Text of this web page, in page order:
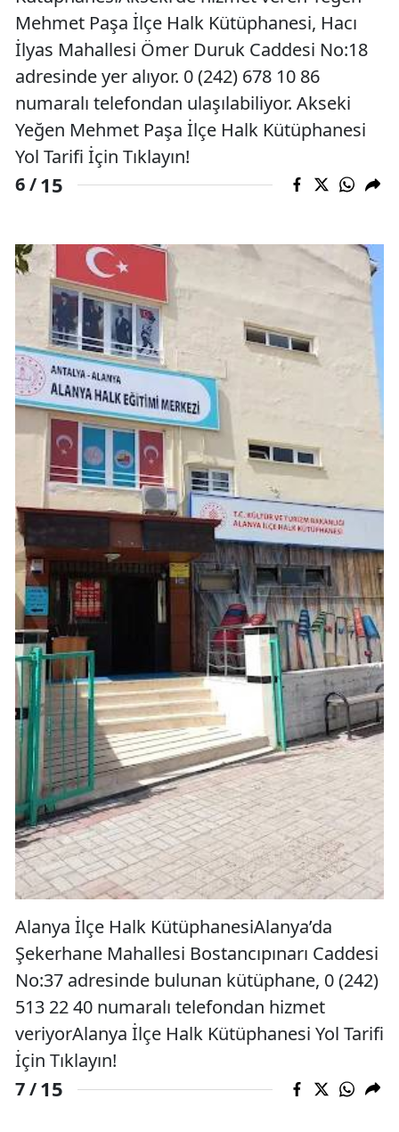
Mehmet Paşa İlçe Halk Kütüphanesi, Hacı
İlyas Mahallesi Ömer Duruk Caddesi No:18
adresinde yer alıyor. 0 (242) 678 10 86
numaralı telefondan ulaşılabiliyor. Akseki
Yeğen Mehmet Paşa İlçe Halk Kütüphanesi
Yol Tarifi İçin Tıklayın!
6 /15
Alanya İlçe Halk KütüphanesiAlanya’da
Şekerhane Mahallesi Bostancıpınarı Caddesi
No:37 adresinde bulunan kütüphane, 0 (242)
513 22 40 numaralı telefondan hizmet
veriyorAlanya İlçe Halk Kütüphanesi Yol Tarifi
İçin Tıklayın!
7 /15